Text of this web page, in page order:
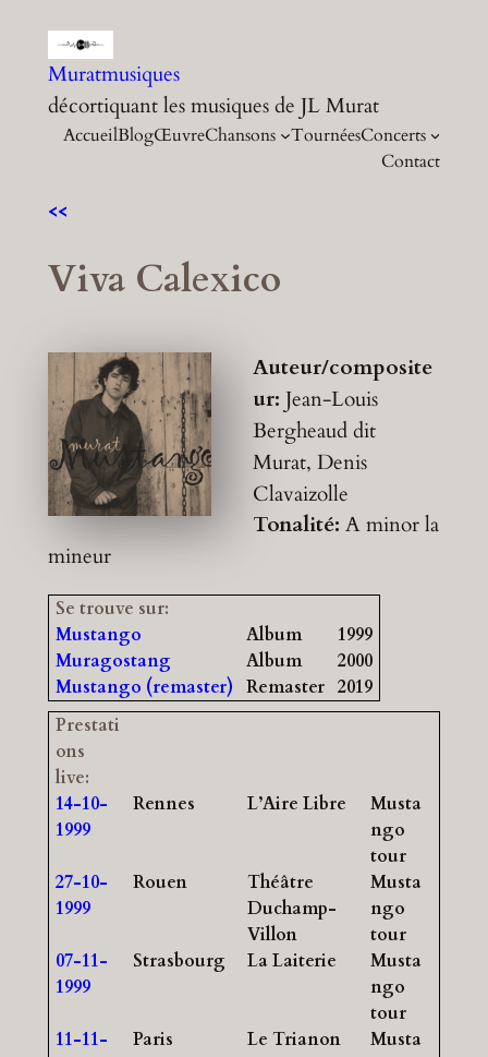
contenu
Muratmusiques
décortiquant les musiques de JL Murat
AccueilBlogŒuvreChansons TournéesConcerts
Contact
<<
Viva Calexico
Auteur/composite
ur:Jean-Louis
Bergheaud dit
Murat, Denis
Clavaizolle
Tonalité:A minor la
mineur
Se trouve sur:
Mustango
Album
1999
Muragostang
Album
2000
Mustango (remaster) Remaster 2019
Prestati
ons
live:
14-10-
1999
Rennes L’Aire Libre
Musta
ngo
tour
27-10-
1999
Rouen
Théâtre
Duchamp-
Villon
Musta
ngo
tour
07-11-
1999
Strasbourg La Laiterie
Musta
ngo
tour
11-11-
Paris Le Trianon
Musta